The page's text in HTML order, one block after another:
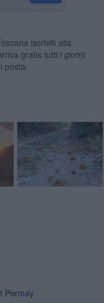
iscriviti alla
gratis tutti i giorni
posta.
Permay